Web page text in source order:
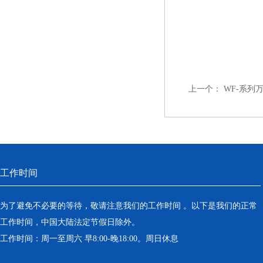
上一个： WF-系列
工作时间
为了避免不必要的等待，敬请注意我们的工作时间 。以下是我们的正常
工作时间，中国大陆法定节假日除外。
工作时间：周一至周六 早8:00-晚18:00。周日休息